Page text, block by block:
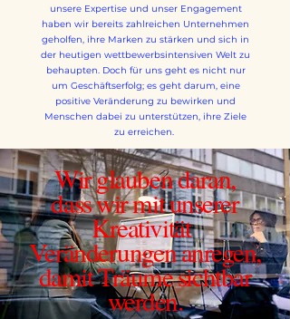
unsere Expertise und unser Engagement
haben wir bereits zahlreichen Unternehmen
geholfen, ihre Marken zu stärken und sich in
der heutigen wettbewerbsintensiven Welt zu
behaupten. Doch für uns geht es nicht nur
um Geschäftserfolg; es geht darum, eine
positive Veränderung zu bewirken und
Menschen dabei zu unterstützen, ihre Ziele
zu erreichen.
Wir glauben daran,
dass wir mit unserer
Kreativität
Veränderungen anregen,
damit Träume sichtbar
werden.